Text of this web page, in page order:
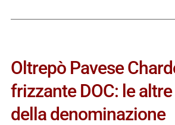
Oltrepò Pavese
frizzante DOC: le
della denominazione